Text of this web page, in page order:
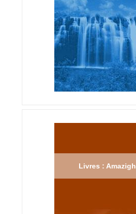
Livres : Amazigh